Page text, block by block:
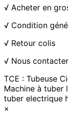
√ Acheter en
√ Condition
√ Retour colis
√ Nous contacter
TCE : Tubeuse
Machine à tuber
tuber electrique
×